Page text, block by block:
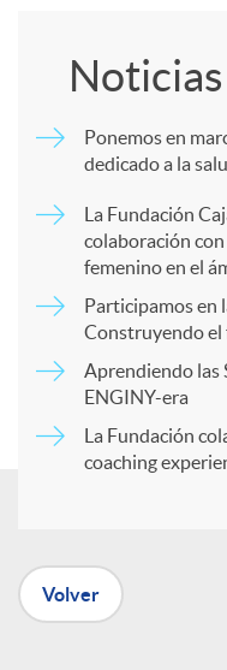
m
t
r
Ponemos en
dedicado a la
La Fundación
colaboración
femenino en el
Participamos en
Construyendo el
Aprendiendo las
ENGINY-era
La Fundación
coaching
Volver